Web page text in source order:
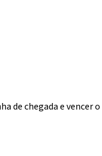
de chegada e vencer